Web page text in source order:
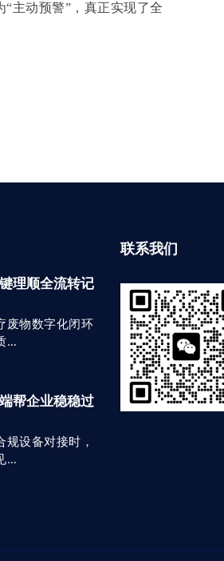
主动预警”，真正实现了全
理顺全流转记
废物数字化闭环
…
帮企业稳稳过
设备对接时，
…
联系我们